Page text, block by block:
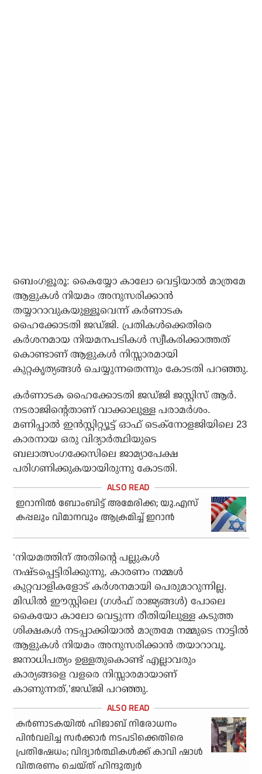
ബെംഗളൂരൂ: കൈയ്യോ കാലോ വെട്ടിയാല്‍ മാത്രമേ
ആളുകള്‍ നിയമം അനുസരിക്കാന്‍
തയ്യാറാവുകയുള്ളൂവെന്ന് കര്‍ണാടക
ഹൈക്കോടതി ജഡ്ജി. പ്രതികള്‍ക്കെതിരെ
കര്‍ശനമായ നിയമനപടികള്‍ സ്വീകരിക്കാത്തത്
കൊണ്ടാണ് ആളുകള്‍ നിസ്സാരമായി
കുറ്റകൃത്യങ്ങള്‍ ചെയ്യുന്നതെന്നും കോടതി പറഞ്ഞു.
കര്‍ണാടക ഹൈക്കോടതി ജഡ്ജി ജസ്റ്റിസ് ആര്‍.
നടരാജിന്റെതാണ് വാക്കാലുള്ള പരാമര്‍ശം.
മണിപ്പാല്‍ ഇന്‍സ്റ്റിറ്റ്യൂട്ട് ഓഫ് ടെക്‌നോളജിയിലെ 23
കാരനായ ഒരു വിദ്യാര്‍ത്ഥിയുടെ
ബലാത്സംഗക്കേസിലെ ജാമ്യാപേക്ഷ
പരിഗണിക്കുകയായിരുന്നു കോടതി.
ഇറാനില്‍ ബോംബിട്ട് അമേരിക്ക; യു.എസ്
കപ്പലും വിമാനവും ആക്രമിച്ച് ഇറാന്‍
‘നിയമത്തിന് അതിന്റെ പല്ലുകള്‍
നഷ്ടപ്പെട്ടിരിക്കുന്നു, കാരണം നമ്മള്‍
കുറ്റവാളികളോട് കര്‍ശനമായി പെരുമാറുന്നില്ല.
മിഡില്‍ ഈസ്റ്റിലെ (ഗള്‍ഫ് രാജ്യങ്ങള്‍) പോലെ
കൈയോ കാലോ വെട്ടുന്ന രീതിയിലുള്ള കടുത്ത
ശിക്ഷകള്‍ നടപ്പാക്കിയാല്‍ മാത്രമേ നമ്മുടെ നാട്ടില്‍
ആളുകള്‍ നിയമം അനുസരിക്കാന്‍ തയാറാവൂ.
ജനാധിപത്യം ഉള്ളതുകൊണ്ട് എല്ലാവരും
കാര്യങ്ങളെ വളരെ നിസ്സാരമായാണ്
കാണുന്നത്,’ജഡ്ജി പറഞ്ഞു.
കര്‍ണാടകയില്‍ ഹിജാബ് നിരോധനം
പിന്‍വലിച്ച സര്‍ക്കാര്‍ നടപടിക്കെതിരെ
പ്രതിഷേധം; വിദ്യാര്‍ത്ഥികള്‍ക്ക് കാവി ഷാള്‍
വിതരണം ചെയ്ത് ഹിന്ദുത്വര്‍